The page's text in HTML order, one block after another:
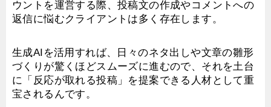
ウントを運営する際、投稿文の作成やコメントへの
返信に悩むクライアントは多く存在します。
生成AIを活用すれば、日々のネタ出しや文章の雛形
づくりが驚くほどスムーズに進むので、それを土台
に「反応が取れる投稿」を提案できる人材として重
宝されるんです。